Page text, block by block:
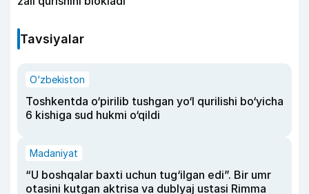
Tavsiyalar
O‘zbekiston
Toshkentda o‘pirilib tushgan yo‘l qurilishi bo‘yicha
6 kishiga sud hukmi o‘qildi
Madaniyat
“U boshqalar baxti uchun tug‘ilgan edi”. Bir umr
otasini kutgan aktrisa va dublyaj ustasi Rimma